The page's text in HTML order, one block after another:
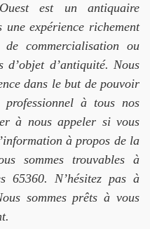
est un antiquaire
une expérience richement
commercialisation ou
d’objet d’antiquité. Nous
dans le but de pouvoir
à tous nos
à nous appeler si vous
à propos de la
sommes trouvables à
65360. N’hésitez pas à
sommes prêts à vous